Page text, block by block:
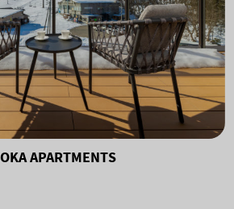
APARTMENTS